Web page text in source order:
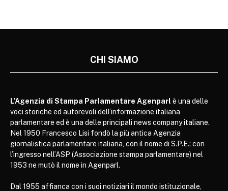
CHI SIAMO
L’Agenzia di Stampa Parlamentare Agenparl è una delle
voci storiche ed autorevoli dell’informazione italiana
parlamentare ed è una delle principali news company italiane.
Nel 1950 Francesco Lisi fondò la più antica Agenzia
giornalistica parlamentare italiana, con il nome di S.P.E.; con
l’ingresso nell’ASP (Associazione stampa parlamentare) nel
1953 ne mutò il nome in Agenparl.
Dal 1955 affianca con i suoi notiziari il mondo istituzionale,